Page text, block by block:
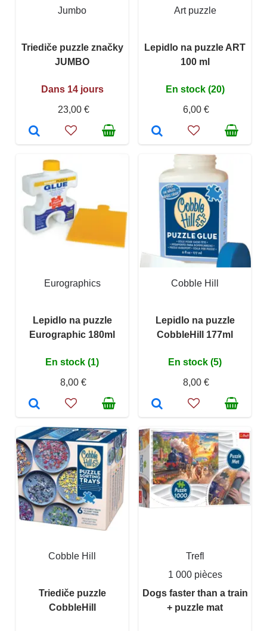
Jumbo
Triediče puzzle značky
JUMBO
Dans 14 jours
23,00 €
Art puzzle
Lepidlo na puzzle ART
100 ml
En stock (20)
6,00 €
Eurographics
Lepidlo na puzzle
Eurographic 180ml
En stock (1)
8,00 €
Cobble Hill
Lepidlo na puzzle
CobbleHill 177ml
En stock (5)
8,00 €
Cobble Hill
Triediče puzzle
CobbleHill
Trefl
1 000 pièces
Dogs faster than a train
+ puzzle mat